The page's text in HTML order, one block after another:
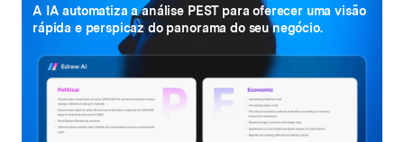
A IA automatiza a análise PEST para oferecer uma visão
rápida e perspicaz do panorama do seu negócio.